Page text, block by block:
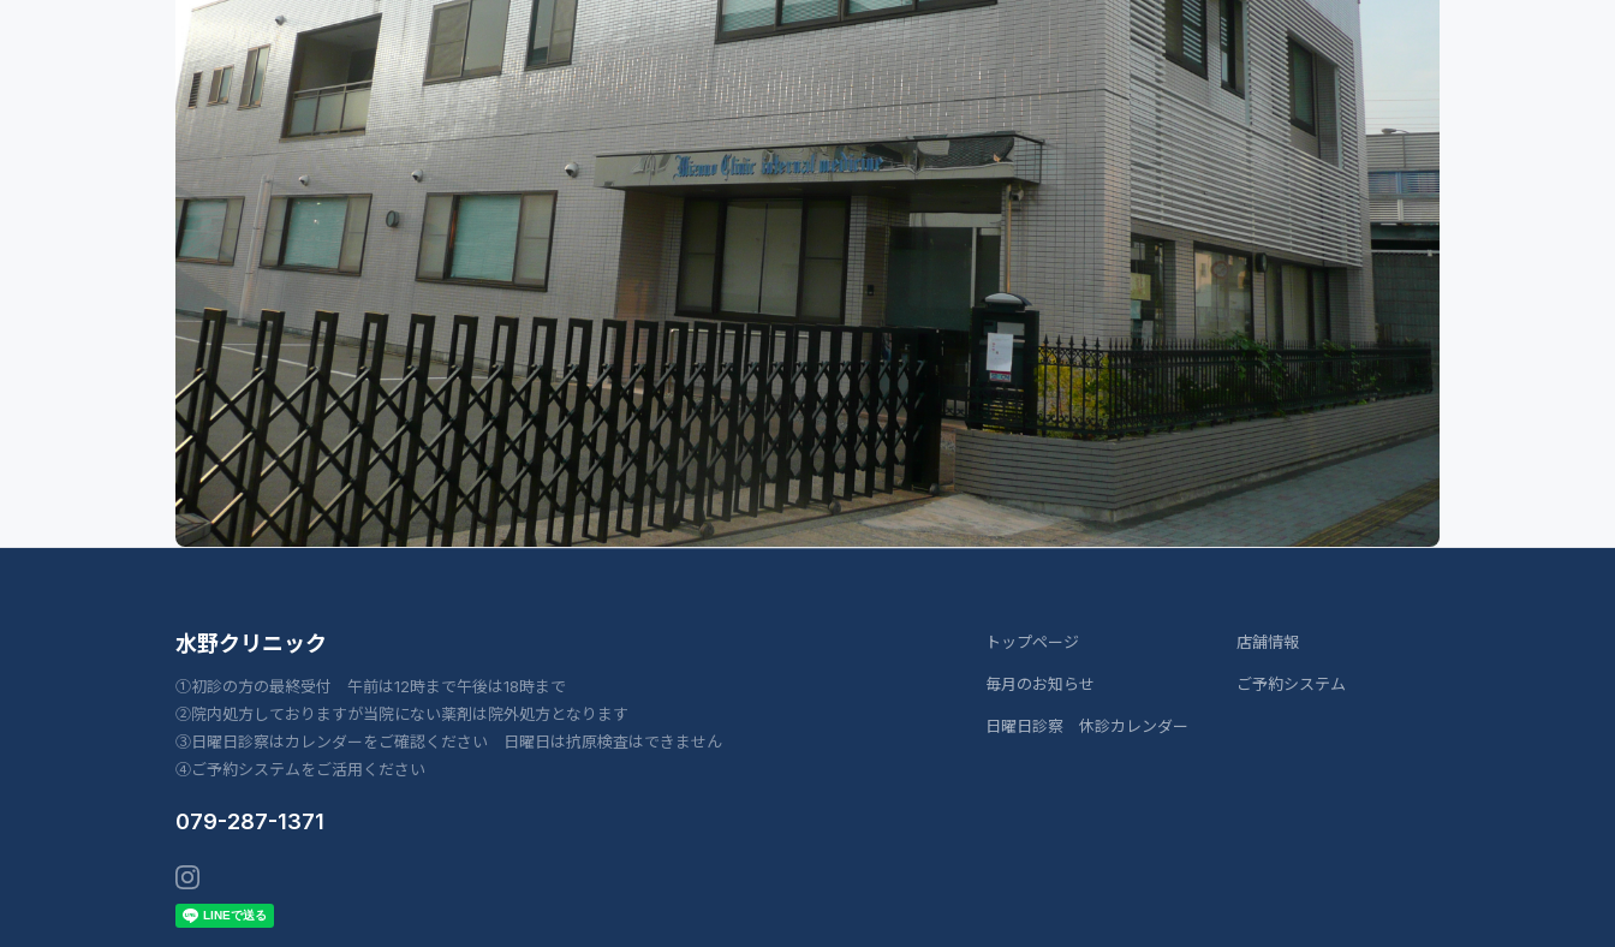
水野クリニック
①初診の方の最終受付 午前は12時まで午後は18時まで
②院内処方しておりますが当院にない薬剤は院外処方となります
③日曜日診察はカレンダーをご確認ください 日曜日は抗原検査はできません
④ご予約システムをご活用ください
079-287-1371
トップページ
毎月のお知らせ
日曜日診察 休診カレンダー
店舗情報
ご予約システム